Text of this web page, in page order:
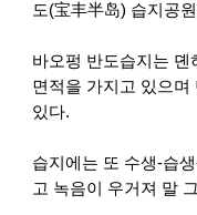
도(宝丰半岛) 습지공
바오펑 반도습지는 뎬
면적을 가지고 있으
있다.
습지에는 또 수생-습
고 녹음이 우거져 말